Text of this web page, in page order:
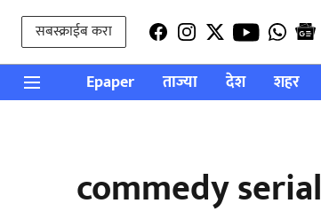
सबस्क्राईब करा
Epaper ताज्या देश शहर
commedy serial